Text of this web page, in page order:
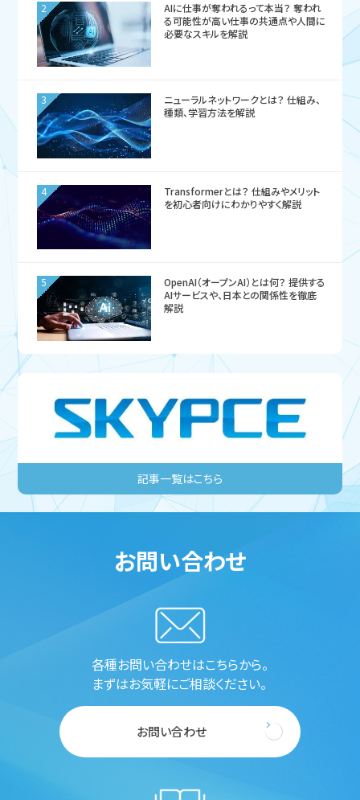
2
AIに仕事が奪われるって本当？ 奪われ
る可能性が高い仕事の共通点や人間に
必要なスキルを解説
3
ニューラルネットワークとは？ 仕組み、
種類、学習方法を解説
4
Transformerとは？ 仕組みやメリット
を初心者向けにわかりやすく解説
5
OpenAI（オープンAI）とは何？ 提供する
AIサービスや、日本との関係性を徹底
解説
お問い合わせ
各種お問い合わせはこちらから。
まずはお気軽にご相談ください。
お問い合わせ